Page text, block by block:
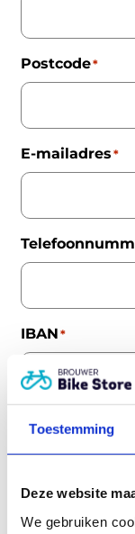
Toestemming
Deze website
We gebruiken
Postcode*
E-mailadres*
IBAN*
CAPTCHA